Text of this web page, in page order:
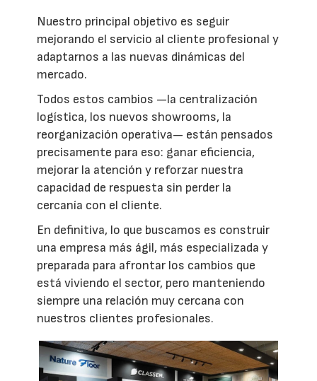
Nuestro principal objetivo es seguir
mejorando el servicio al cliente profesional y
adaptarnos a las nuevas dinámicas del
mercado.
Todos estos cambios —la centralización
logística, los nuevos showrooms, la
reorganización operativa— están pensados
precisamente para eso: ganar eficiencia,
mejorar la atención y reforzar nuestra
capacidad de respuesta sin perder la
cercanía con el cliente.
En definitiva, lo que buscamos es construir
una empresa más ágil, más especializada y
preparada para afrontar los cambios que
está viviendo el sector, pero manteniendo
siempre una relación muy cercana con
nuestros clientes profesionales.